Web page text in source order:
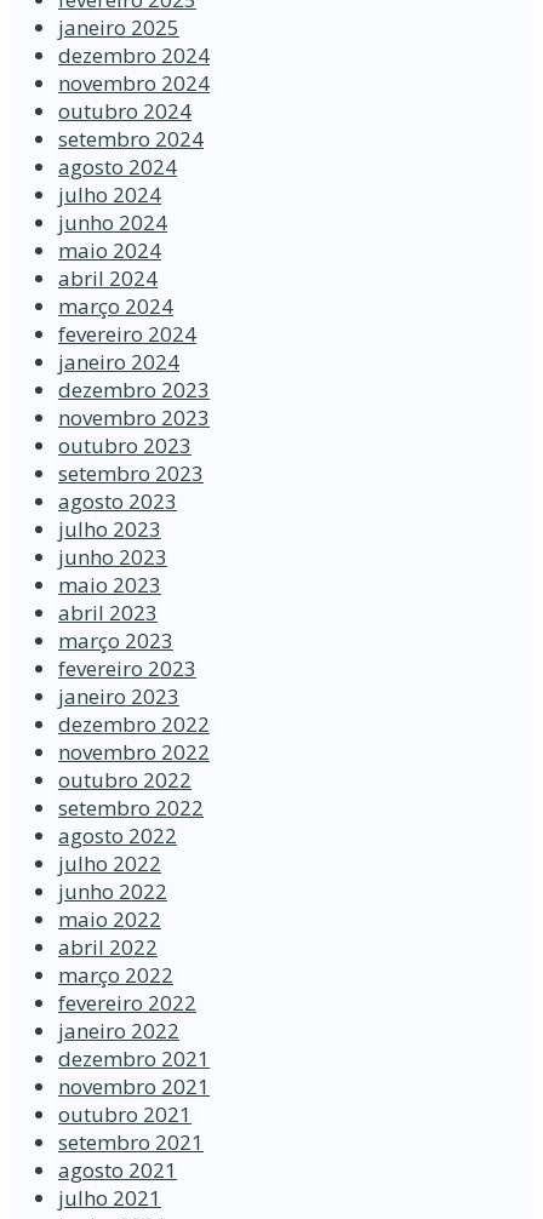
janeiro 2025
dezembro 2024
novembro 2024
outubro 2024
setembro 2024
agosto 2024
julho 2024
junho 2024
maio 2024
abril 2024
março 2024
fevereiro 2024
janeiro 2024
dezembro 2023
novembro 2023
outubro 2023
setembro 2023
agosto 2023
julho 2023
junho 2023
maio 2023
abril 2023
março 2023
fevereiro 2023
janeiro 2023
dezembro 2022
novembro 2022
outubro 2022
setembro 2022
agosto 2022
julho 2022
junho 2022
maio 2022
abril 2022
março 2022
fevereiro 2022
janeiro 2022
dezembro 2021
novembro 2021
outubro 2021
setembro 2021
agosto 2021
julho 2021